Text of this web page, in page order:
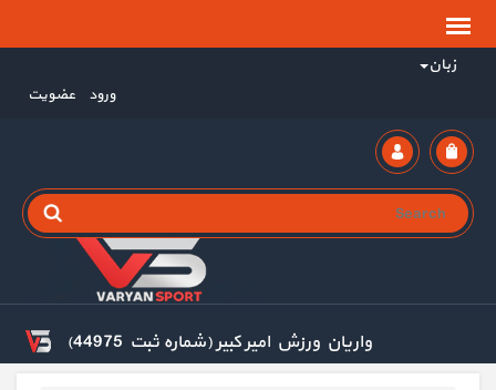
زبان
ورود عضویت
واریان ورزش امیر کبیر (شماره ثبت 44975)